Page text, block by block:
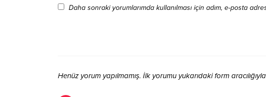
Daha sonraki yorumlarımda kullanılması için adım, e-posta
Henüz yorum yapılmamış. İlk yorumu yukarıdaki form